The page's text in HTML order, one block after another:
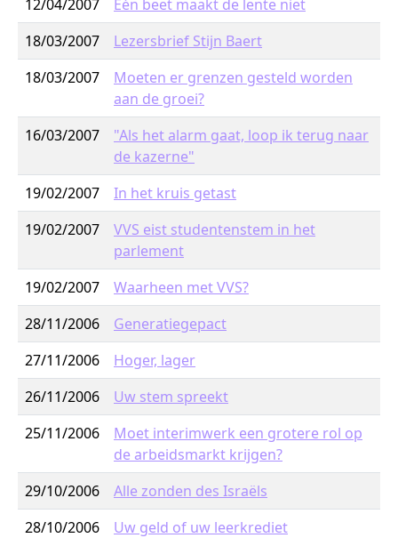
12/04/2007
Eén beet maakt de lente niet
18/03/2007
Lezersbrief Stijn Baert
18/03/2007
Moeten er grenzen gesteld worden
aan de groei?
16/03/2007
"Als het alarm gaat, loop ik terug naar
de kazerne"
19/02/2007
In het kruis getast
19/02/2007
VVS eist studentenstem in het
parlement
19/02/2007
Waarheen met VVS?
28/11/2006
Generatiegepact
27/11/2006
Hoger, lager
26/11/2006
Uw stem spreekt
25/11/2006
Moet interimwerk een grotere rol op
de arbeidsmarkt krijgen?
29/10/2006
Alle zonden des Israëls
28/10/2006
Uw geld of uw leerkrediet